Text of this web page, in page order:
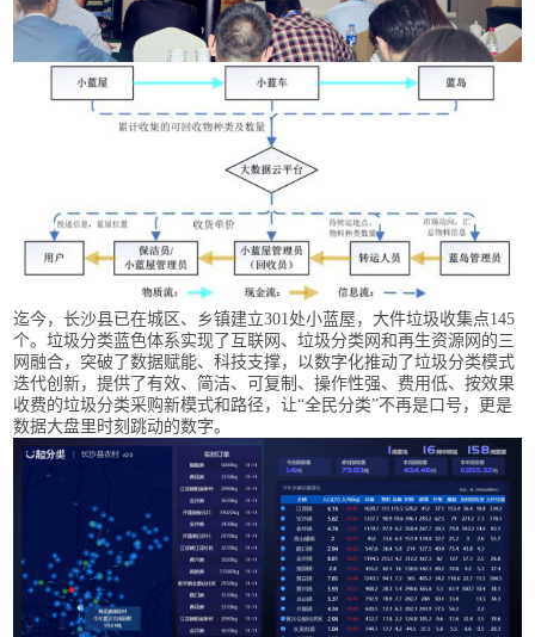
迄今，长沙县已在城区、乡镇建立301处小蓝屋，大件垃圾收集点145
个。垃圾分类蓝色体系实现了互联网、垃圾分类网和再生资源网的三
网融合，突破了数据赋能、科技支撑，以数字化推动了垃圾分类模式
迭代创新，提供了有效、简洁、可复制、操作性强、费用低、按效果
收费的垃圾分类采购新模式和路径，让“全民分类”不再是口号，更是
数据大盘里时刻跳动的数字。